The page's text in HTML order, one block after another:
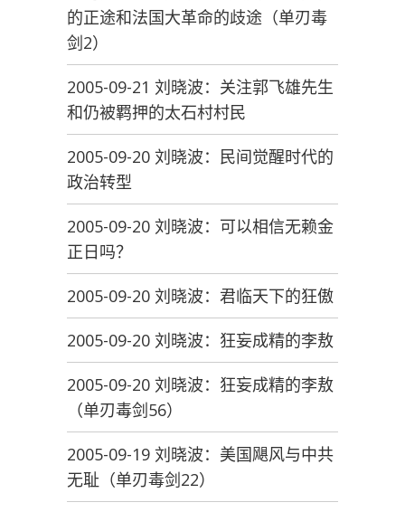
的正途和法国大革命的歧途（单刃毒
剑2）
2005-09-21 刘晓波：关注郭飞雄先生
和仍被羁押的太石村村民
2005-09-20 刘晓波：民间觉醒时代的
政治转型
2005-09-20 刘晓波：可以相信无赖金
正日吗？
2005-09-20 刘晓波：君临天下的狂傲
2005-09-20 刘晓波：狂妄成精的李敖
2005-09-20 刘晓波：狂妄成精的李敖
（单刃毒剑56）
2005-09-19 刘晓波：美国飓风与中共
无耻（单刃毒剑22）